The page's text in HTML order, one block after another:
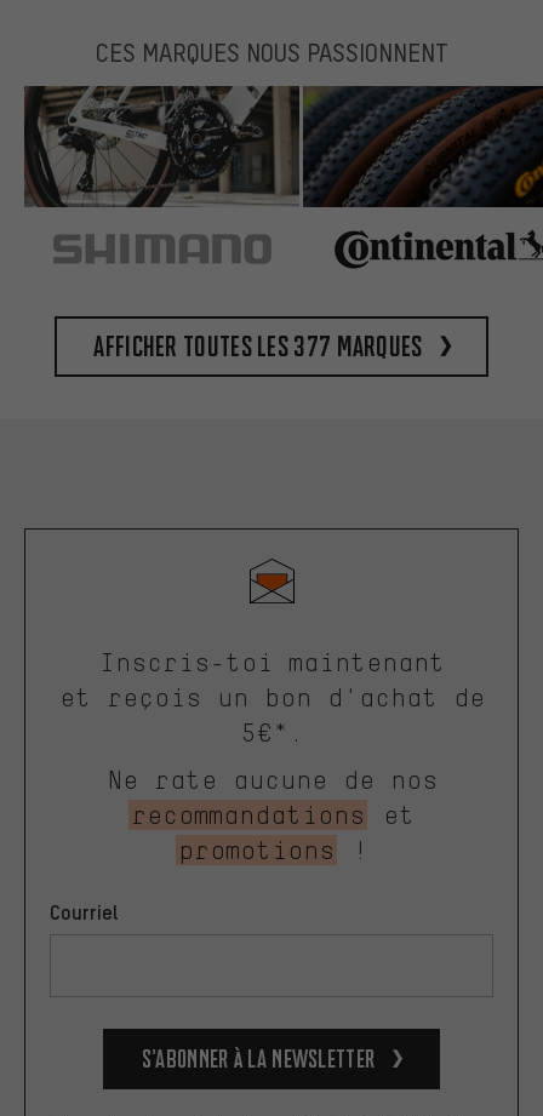
CES MARQUES NOUS PASSIONNENT
Afficher toutes les 377 marques
Inscris-toi maintenant
et reçois un bon d'achat de
5€*.
Ne rate aucune de nos
recommandations
et
promotions
!
Courriel
S’abonner à la newsletter